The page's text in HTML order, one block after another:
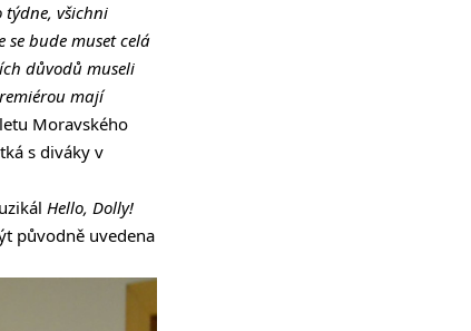
týdne, všichni
bude muset celá
důvodů museli
mají
Moravského
s diváky v
Hello, Dolly!
původně uvedena